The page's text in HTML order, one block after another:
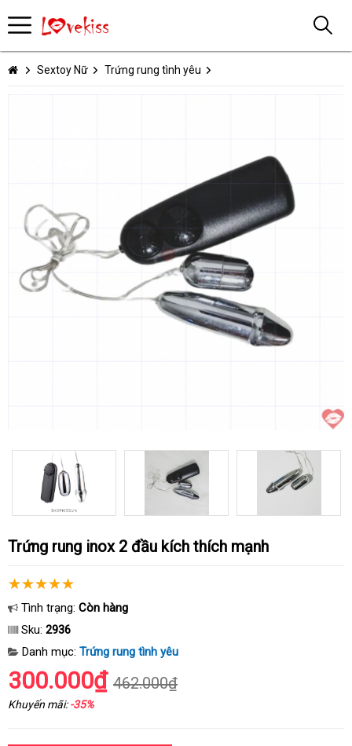
Sextoy Nữ Trứng rung tình yêu
Trứng rung inox 2 đầu kích thích mạnh
Tình trạng: Còn hàng
Sku: 2936
Danh mục: Trứng rung tình yêu
300.000₫ 462.000₫
Khuyến mãi:-35%